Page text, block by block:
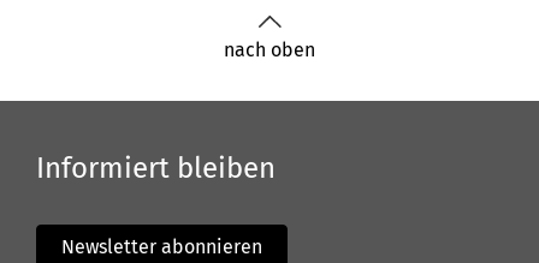
nach oben
Informiert bleiben
Newsletter abonnieren